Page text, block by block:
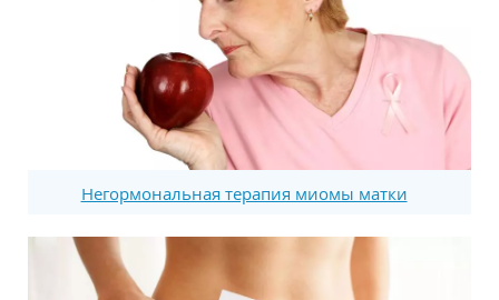
Негормональная терапия миомы матки